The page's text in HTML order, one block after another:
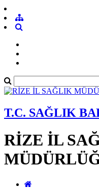
T.C. SAĞLIK
RİZE İL